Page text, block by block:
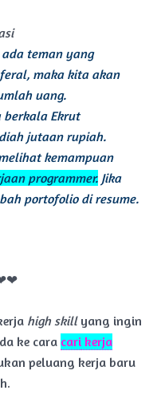
teman yang
maka kita akan
uang.
berkala Ekrut
jutaan rupiah.
kemampuan
programmer. Jika
portofoliodi resume.
high skill yang ingin
ke cara cari kerja
peluang kerja baru